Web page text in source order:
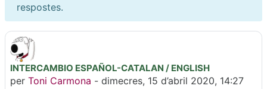
respostes.
INTERCAMBIO ESPAÑOL-CATALAN / ENGLISH
per Toni Carmona - dimecres, 15 d’abril 2020, 14:27
Nombre de respostes: 0